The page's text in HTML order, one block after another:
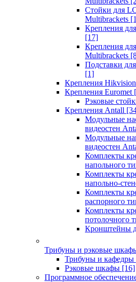
Стойки для
Multibrackets
Крепления
[17]
Крепления
Multibrackets
Подставки
[1]
Крепления Hikvision
Крепления Euromet
Рэковые
Крепления Antall
Модульные
видеостен
Модульные
видеостен
Комплекты
напольного
Комплекты
напольно-
Комплекты
распорного
Комплекты
потолочного
Кронштейны
Трибуны и рэковые
Трибуны и кафедры
Рэковые шкафы [16]
Программное